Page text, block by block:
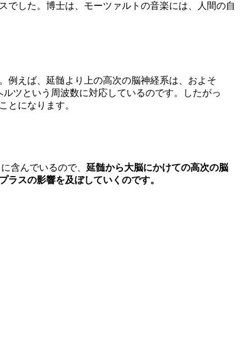
でした。博士は、モーツァルトの音楽には、人間の自
例えば、延髄より上の高次の脳神経系は、およそ
ツという周波数に対応しているのです。したがっ
とになります。
含んでいるので、 延髄から大脳にかけての高次の脳
ラスの影響を及ぼしていくのです。